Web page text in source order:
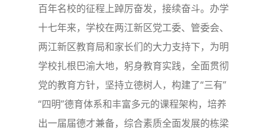
百年名校的征程上踔厉奋发，接续奋斗。办学
十七年来，学校在两江新区党工委、管委会、
两江新区教育局和家长们的大力支持下，为明
学校扎根巴渝大地，躬身教育实践，全面贯彻
党的教育方针，坚持立德树人，构建了“三有”
“四明”德育体系和丰富多元的课程架构，培养
出一届届德才兼备，综合素质全面发展的栋梁